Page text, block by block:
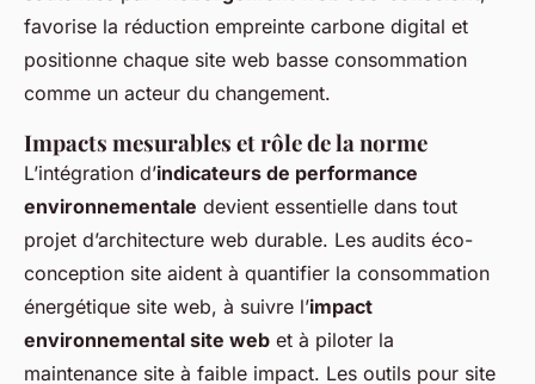
favorise la réduction empreinte carbone digital et
positionne chaque site web basse consommation
comme un acteur du changement.
Impacts mesurables et rôle de la norme
L’intégration d’indicateurs de performance
environnementale devient essentielle dans tout
projet d’architecture web durable. Les audits éco-
conception site aident à quantifier la consommation
énergétique site web, à suivre l’impact
environnemental site web et à piloter la
maintenance site à faible impact. Les outils pour site